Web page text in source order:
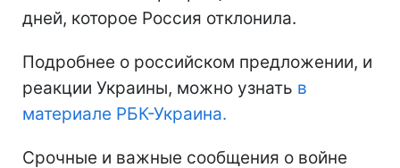
дней, которое Россия отклонила.
Подробнее о российском предложении, и
реакции Украины, можно узнать в
материале РБК-Украина.
Срочные и важные сообщения о войне